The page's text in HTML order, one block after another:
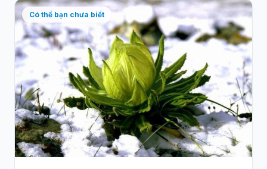
Có thể bạn chưa biết